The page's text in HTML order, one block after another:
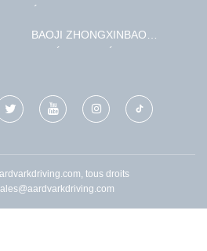
BAOJI ZHONGXINBAO
tous droits